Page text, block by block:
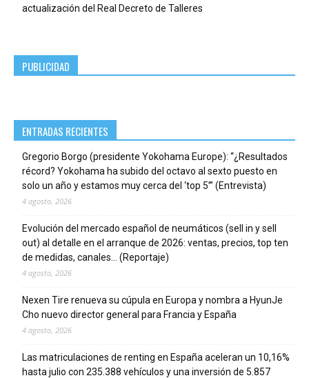
actualización del Real Decreto de Talleres
PUBLICIDAD
ENTRADAS RECIENTES
Gregorio Borgo (presidente Yokohama Europe): “¿Resultados
récord? Yokohama ha subido del octavo al sexto puesto en
solo un año y estamos muy cerca del ‘top 5’” (Entrevista)
4 agosto, 2026
Evolución del mercado español de neumáticos (sell in y sell
out) al detalle en el arranque de 2026: ventas, precios, top ten
de medidas, canales… (Reportaje)
4 agosto, 2026
Nexen Tire renueva su cúpula en Europa y nombra a HyunJe
Cho nuevo director general para Francia y España
4 agosto, 2026
Las matriculaciones de renting en España aceleran un 10,16%
hasta julio con 235.388 vehículos y una inversión de 5.857